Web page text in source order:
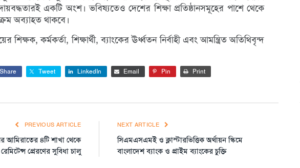
একটি অংশ। ভবিষ্যতেও দেশের শিক্ষা প্রতিষ্ঠানসমূহের পাশে থেকে
অব্যাহত থাকবে।
শিক্ষক, কর্মকর্তা, শিক্ষার্থী, ব্যাংকের ঊর্ধ্বতন নির্বাহী এবং আমন্ত্রিত অতিথিবৃন্দ
Share Tweet LinkedIn Email Pin Print
PREVIOUS ARTICLE
আমিরাতের ৪টি শাখা থেকে
প্রেরণের সুবিধা চালু
NEXT ARTICLE
সিএমএসএমই ও ক্লাস্টারভিত্তিক অর্থায়ন স্কিমে
বাংলাদেশ ব্যাংক ও প্রাইম ব্যাংকের চুক্তি